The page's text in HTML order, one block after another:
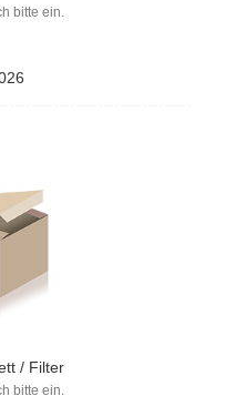
bitte ein.
/ Filter
bitte ein.